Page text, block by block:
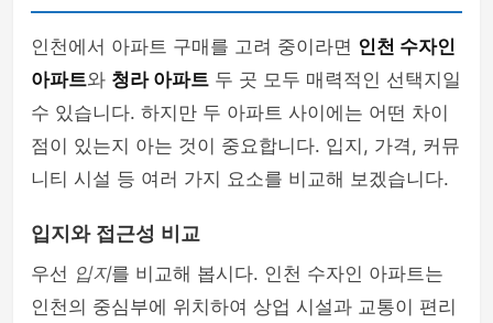
인천에서 아파트 구매를 고려 중이라면 인천 수자인
아파트와 청라 아파트 두 곳 모두 매력적인 선택지일
수 있습니다. 하지만 두 아파트 사이에는 어떤 차이
점이 있는지 아는 것이 중요합니다. 입지, 가격, 커뮤
니티 시설 등 여러 가지 요소를 비교해 보겠습니다.
입지와 접근성 비교
우선 입지를 비교해 봅시다. 인천 수자인 아파트는
인천의 중심부에 위치하여 상업 시설과 교통이 편리